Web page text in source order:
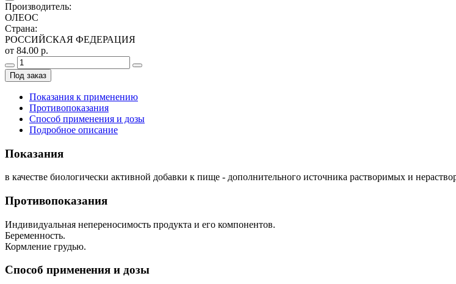
Производитель:
ОЛЕОС
Страна:
РОССИЙСКАЯ ФЕДЕРАЦИЯ
от 84.00 р.
Под заказ
Показания к применению
Противопоказания
Способ применения и дозы
Подробное описание
Показания
в качестве биологически активной добавки к пище - дополнительного источника растворимых и
Противопоказания
Индивидуальная непереносимость продукта и его компонентов.
Беременность.
Кормление грудью.
Способ применения и дозы